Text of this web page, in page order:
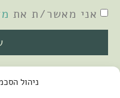
ניהול
אני מאשר/ת את